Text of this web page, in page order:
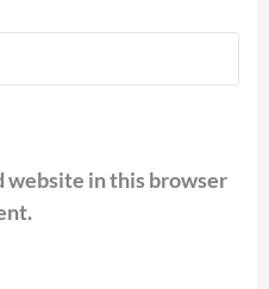
website in this browser